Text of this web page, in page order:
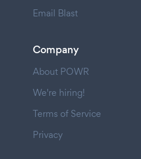
Email Blast
Company
About POWR
We're hiring!
Terms of Service
Privacy